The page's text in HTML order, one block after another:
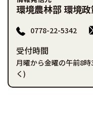
環境農林部 環境
0778-22-5342
受付時間
月曜から金曜の午前8
く)